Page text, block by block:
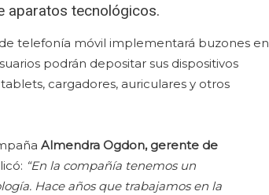
aparatos tecnológicos.
telefonía móvil implementará buzones en
podrán depositar sus dispositivos
cargadores, auriculares y otros
Almendra Ogdon, gerente de
“En la compañía tenemos un
Hace años que trabajamos en la